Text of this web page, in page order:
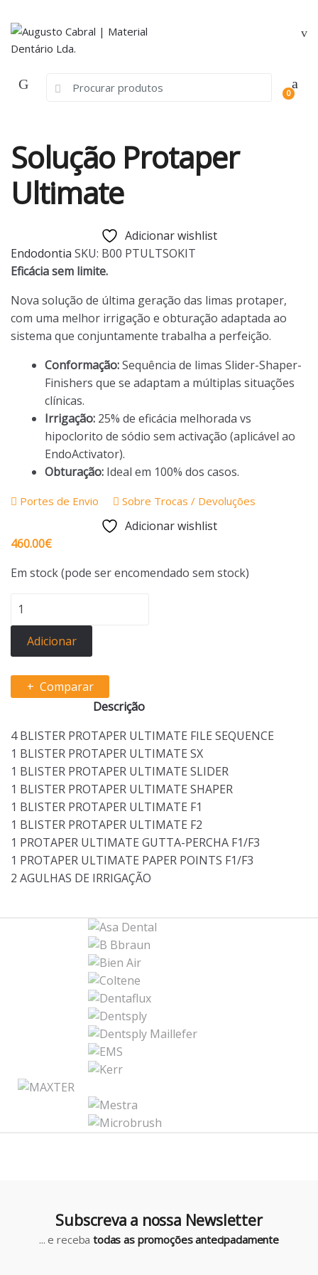
navigation
content
Search
0
Solução Protaper
Ultimate
Adicionar wishlist
Endodontia SKU: B00 PTULTSOKIT
Eficácia sem limite.
Nova solução de última geração das limas protaper,
com uma melhor irrigação e obturação adaptada ao
sistema que conjuntamente trabalha a perfeição.
Conformação:Sequência de limas Slider-Shaper-
Finishers que se adaptam a múltiplas situações
clínicas.
Irrigação: 25% de eficácia melhorada vs
hipoclorito de sódio sem activação (aplicável ao
EndoActivator).
Obturação: Ideal em 100% dos casos.
Portes de Envio Sobre Trocas / Devoluções
Adicionar wishlist
460.00€
Em stock (pode ser encomendado sem stock)
Quantidade
de
Solução
Protaper
Ultimate
Adicionar
Comparar
Descrição
4 BLISTER PROTAPER ULTIMATE FILE SEQUENCE
1 BLISTER PROTAPER ULTIMATE SX
1 BLISTER PROTAPER ULTIMATE SLIDER
1 BLISTER PROTAPER ULTIMATE SHAPER
1 BLISTER PROTAPER ULTIMATE F1
1 BLISTER PROTAPER ULTIMATE F2
1 PROTAPER ULTIMATE GUTTA-PERCHA F1/F3
1 PROTAPER ULTIMATE PAPER POINTS F1/F3
2 AGULHAS DE IRRIGAÇÃO
Subscreva a nossa Newsletter
... e recebatodas as promoções antecipadamente